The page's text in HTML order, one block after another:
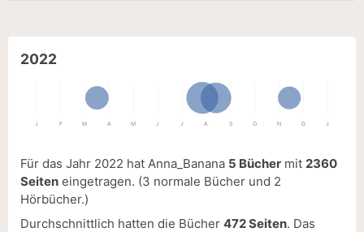
2022
J F M A M J J A S O N D J
Für das Jahr 2022 hat Anna_Banana 5 Bücher mit 2360
Seiten eingetragen. (3 normale Bücher und 2
Hörbücher.)
Durchschnittlich hatten die Bücher 472 Seiten. Das